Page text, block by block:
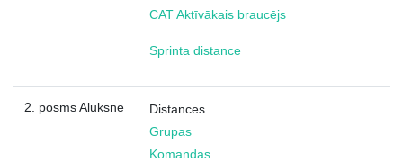
CAT Aktīvākais braucējs
Sprinta distance
2. posms Alūksne
Distances
Grupas
Komandas